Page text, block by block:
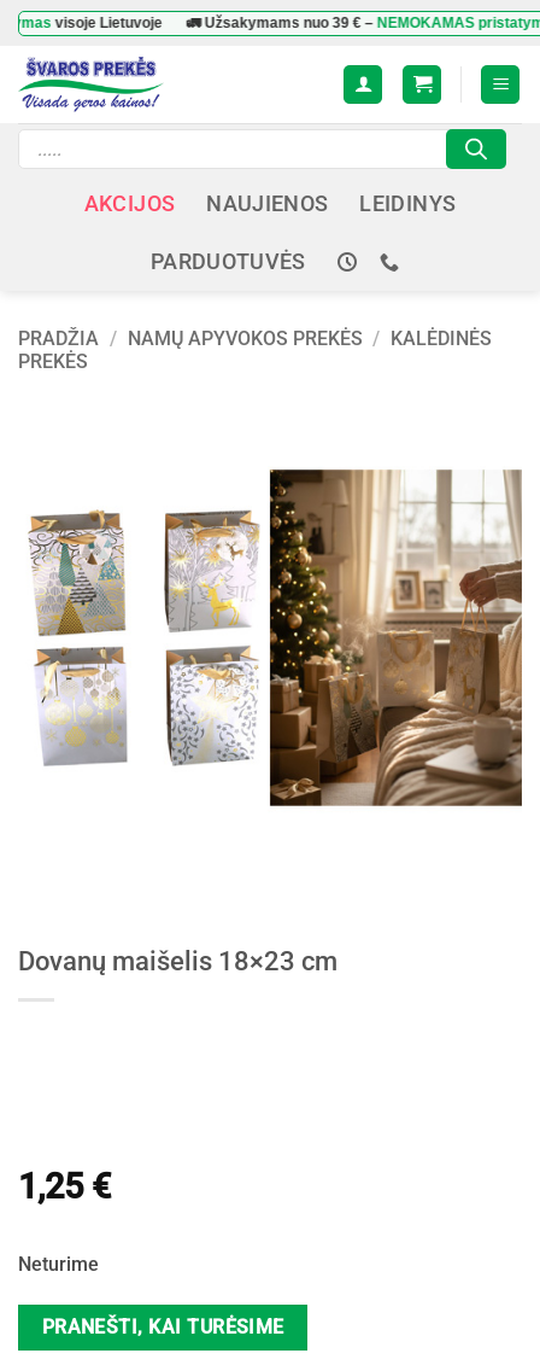
Skip
content
visoje Lietuvoje 🚛 Užsakymams nuo39 €–NEMOKAMAS pristatymas
Products
search
AKCIJOS NAUJIENOS LEIDINYS
PARDUOTUVĖS
PRADŽIA / NAMŲ APYVOKOS PREKĖS / KALĖDINĖS
PREKĖS
Dovanų maišelis 18×23 cm
1,25 €
Neturime
PRANEŠTI, KAI TURĖSIME